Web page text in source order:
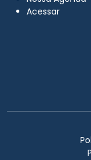
Acessar